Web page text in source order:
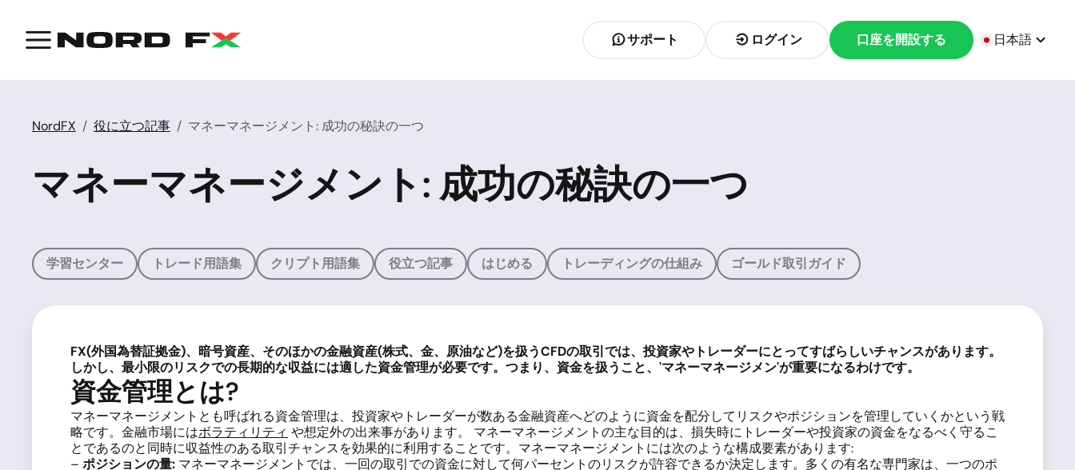
サポート ログイン 口座を開設する 日本語
NordFX 役に立つ記事 マネーマネージメント: 成功の秘訣の一つ
マネーマネージメント: 成功の秘訣の一つ
学習センター トレード用語集 クリプト用語集 役立つ記事 はじめる トレーディングの仕組み ゴールド取引ガイド
FX(外国為替証拠金)、暗号資産、そのほかの金融資産(株式、金、原油など)を扱うCFDの取引では、投資家やトレーダーにとってすばらしいチャンスがあります。
しかし、最小限のリスクでの長期的な収益には適した資金管理が必要です。つまり、資金を扱うこと、 'マネーマネージメン'が重要になるわけです。
資金管理とは?
マネーマネージメントとも呼ばれる資金管理は、投資家やトレーダーが数ある金融資産へどのように資金を配分してリスクやポジションを管理していくかという戦
略です。金融市場にはボラティリティ や想定外の出来事があります。 マネーマネージメントの主な目的は、損失時にトレーダーや投資家の資金をなるべく守るこ
とであるのと同時に収益性のある取引チャンスを効果的に利用することです。マネーマネージメントには次のような構成要素があります:
– ポジションの量: マネーマネージメントでは、一回の取引での資金に対して何パーセントのリスクが許容できるか決定します。多くの有名な専門家は、一つのポ